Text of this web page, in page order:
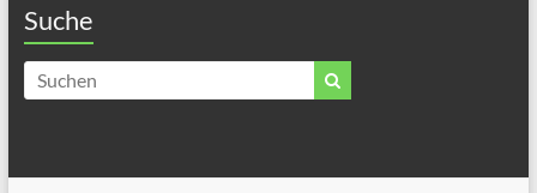
Suche